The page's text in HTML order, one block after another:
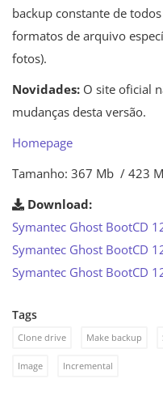
backup constante de
formatos de arquivo
fotos).
Novidades: O site oficial
mudanças desta versão.
Homepage
Tamanho: 367 Mb / 423
Download:
Symantec Ghost BootCD
Symantec Ghost BootCD
Symantec Ghost BootCD
Tags
Clone drive Make backup
Image Incremental